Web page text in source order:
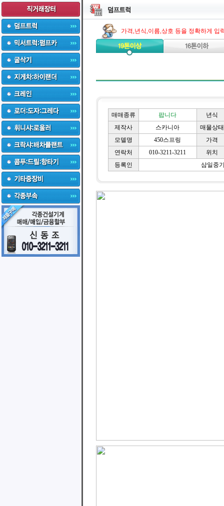
가격,년식,이름,상호 등을 정확하게 입
매매종류 팝니다
년식
제작사
스카니아
매물상태
모델명
450스프링
가격
연락처
010-3211-3211
위치
등록인
삼일중